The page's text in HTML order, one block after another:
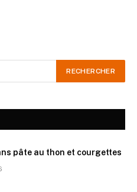
pâte au thon et courgettes